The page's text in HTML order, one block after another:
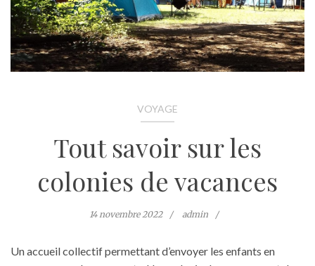
VOYAGE
Tout savoir sur les
colonies de vacances
14 novembre 2022 admin
Un accueil collectif permettant d’envoyer les enfants en